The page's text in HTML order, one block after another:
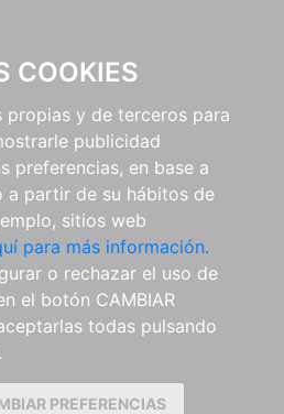
COOKIES
propias y de terceros para
publicidad
preferencias, en base a
a partir de su hábitos de
sitios web
para más información.
o rechazar el uso de
el botón CAMBIAR
todas pulsando
PREFERENCIAS